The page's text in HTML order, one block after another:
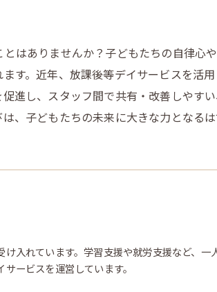
はありませんか？子どもたちの自律心
す。近年、放課後等デイサービスを活
進し、スタッフ間で共有・改善しやす
、子どもたちの未来に大きな力となるは
入れています。学習支援や就労支援など、
ービスを運営しています。